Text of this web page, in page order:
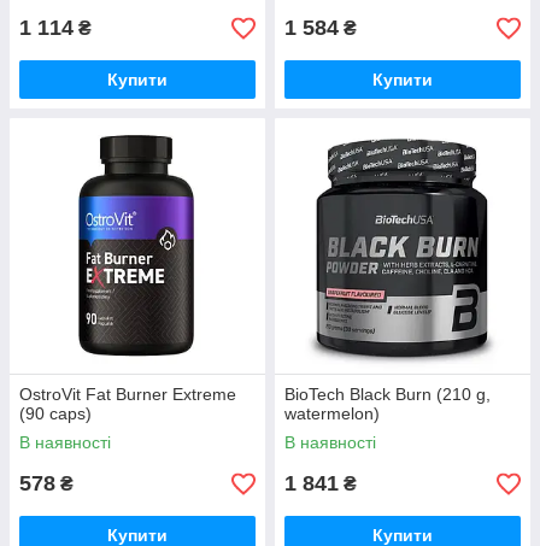
1 114 ₴
Купити
1 584 ₴
Купити
OstroVit Fat Burner Extreme
(90 caps)
В наявності
578 ₴
Купити
BioTech Black Burn (210 g,
watermelon)
В наявності
1 841 ₴
Купити